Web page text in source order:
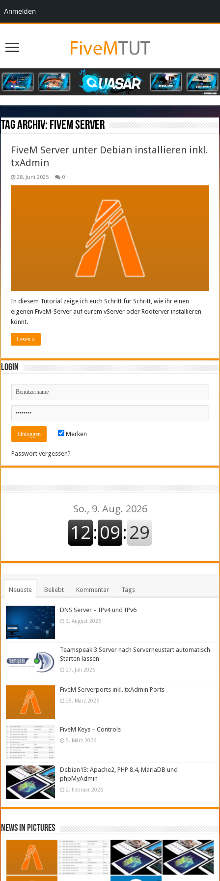
Tag Archiv: FiveM Server
FiveM Server unter Debian installieren inkl.
txAdmin
28. Juni 2025 0
In diesem Tutorial zeige ich euch Schritt für Schritt, wie ihr einen
eigenen FiveM-Server auf eurem vServer oder Rooterver installieren
könnt.
Lesen »
Login
Merken
Passwort vergessen?
Neueste Beliebt Kommentar Tags
DNS Server – IPv4 und IPv6
3. August 2026
Teamspeak 3 Server nach Serverneustart automatisch
Starten lassen
27. Juli 2026
FiveM Serverports inkl. txAdmin Ports
25. März 2026
FiveM Keys – Controls
5. März 2026
Debian13: Apache2, PHP 8.4, MariaDB und
phpMyAdmin
2. Februar 2026
News in Pictures
Anmelden